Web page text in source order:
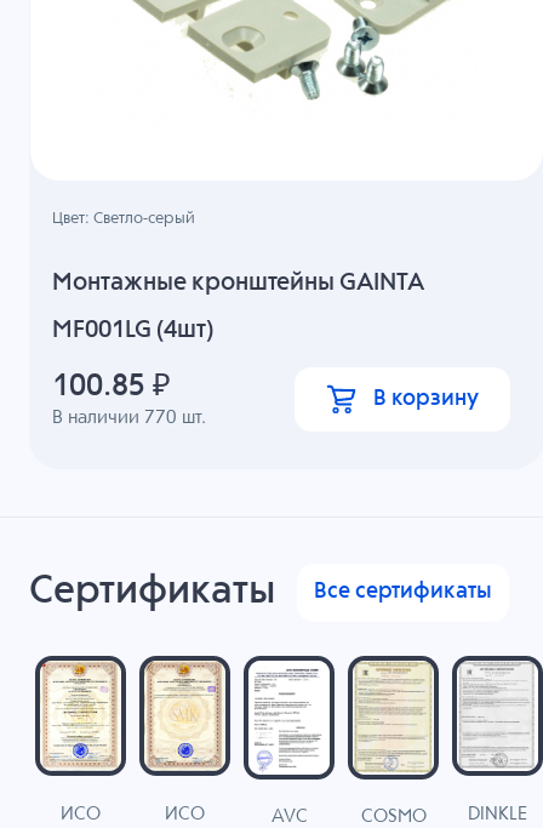
Монтажные кронштейны GAINTA
MF001LG (4шт)
В наличии 770 шт.
Цвет: Светло-серый
100.85 ₽ В корзину
Сертификаты Все сертификаты
ИСО
ИСО
AVC COSMO DINKLE